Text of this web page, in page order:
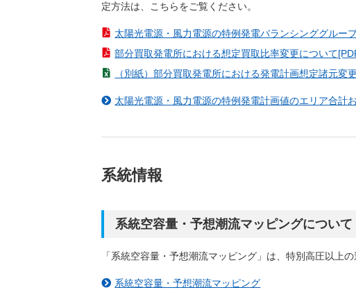
定方法は、こちらをご覧ください。
太陽光電源・風力電源の特例発電バランシンググルー
部分買取発電所における想定買取比率変更について
（別紙）部分買取発電所における発電計画想定諸元変
太陽光電源・風力電源の特例発電計画値のエリア合計
系統情報
系統空容量・予想潮流マッピングについて
「系統空容量・予想潮流マッピング」は、特別高圧以上
系統空容量・予想潮流マッピング